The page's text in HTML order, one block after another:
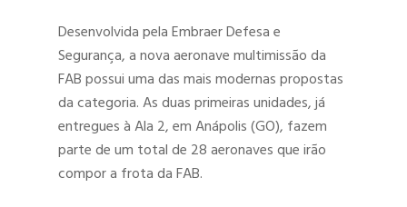
Desenvolvida pela Embraer Defesa e
Segurança, a nova aeronave multimissão da
FAB possui uma das mais modernas propostas
da categoria. As duas primeiras unidades, já
entregues à Ala 2, em Anápolis (GO), fazem
parte de um total de 28 aeronaves que irão
compor a frota da FAB.